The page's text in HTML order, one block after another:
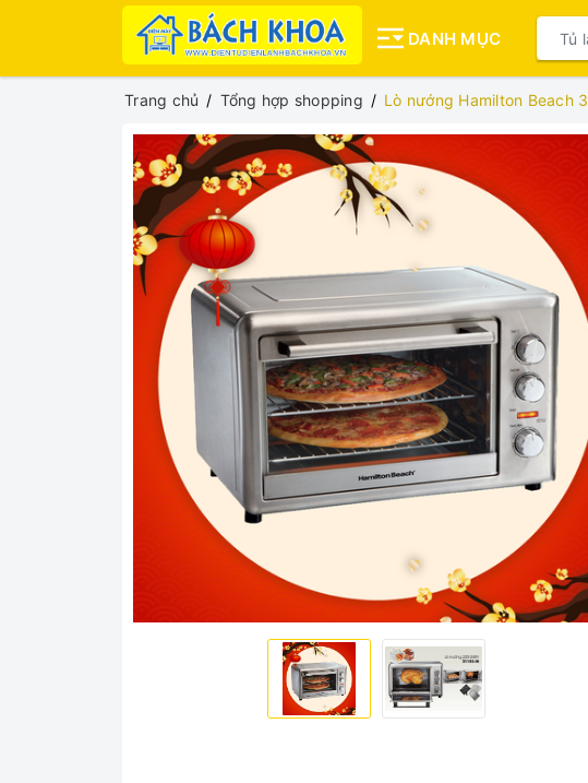
DANH MỤC
Trang chủ Tổng hợp shopping Lò nướng Hamilton Beach